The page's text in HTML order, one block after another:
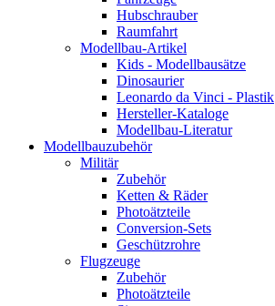
Hubschrauber
Raumfahrt
Modellbau-Artikel
Kids - Modellbausätze
Dinosaurier
Leonardo da Vinci - Plastik
Hersteller-Kataloge
Modellbau-Literatur
Modellbauzubehör
Militär
Zubehör
Ketten & Räder
Photoätzteile
Conversion-Sets
Geschützrohre
Flugzeuge
Zubehör
Photoätzteile